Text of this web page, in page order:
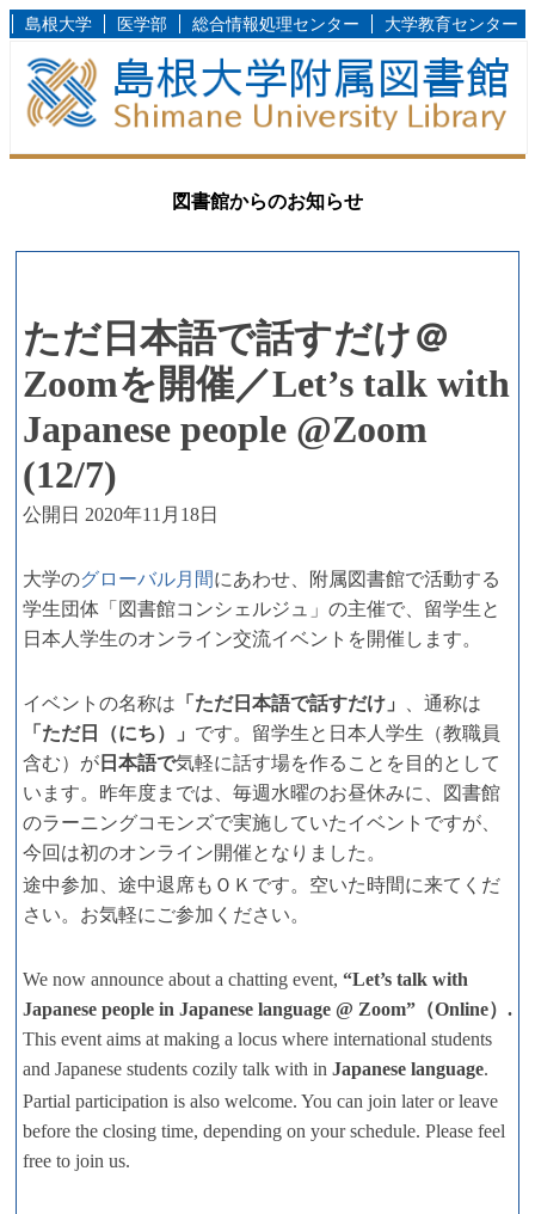
島根大学 医学部 総合情報処理センター 大学教育センター
図書館からのお知らせ
ただ日本語で話すだけ＠
Zoomを開催／Let’s talk with
Japanese people @Zoom
(12/7)
公開日 2020年11月18日
大学のグローバル月間にあわせ、附属図書館で活動する
学生団体「図書館コンシェルジュ」の主催で、留学生と
日本人学生のオンライン交流イベントを開催します。
イベントの名称は 「ただ日本語で話すだけ」
、通称は
「ただ日（にち）」 です。留学生と日本人学生（教職員
含む）が 日本語で気軽に話す場を作ることを目的として
います。昨年度までは、毎週水曜のお昼休みに、図書館
のラーニングコモンズで実施していたイベントですが、
今回は初のオンライン開催となりました。
途中参加、途中退席もＯＫです。空いた時間に来てくだ
さい。お気軽にご参加ください。
We now announce about a chatting event, “Let’s talk with
Japanese people in Japanese language @ Zoom”（Online）.
This event aims at making a locus where international students
and Japanese students cozily talk with in Japanese language.
Partial participation is also welcome. You can join later or leave
before the closing time, depending on your schedule. Please feel
free to join us.